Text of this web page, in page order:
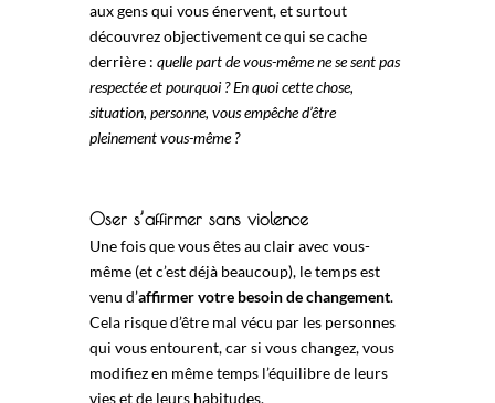
aux gens qui vous énervent, et surtout
découvrez objectivement ce qui se cache
derrière : quelle part de vous-même ne se sent pas
respectée et pourquoi ?En quoi cette chose,
situation, personne, vous empêche d’être
pleinement vous-même ?
Oser s’affirmer sans violence
Une fois que vous êtes au clair avec vous-
même (et c’est déjà beaucoup), le temps est
venu d’affirmer votre besoin de changement.
Cela risque d’être mal vécu par les personnes
qui vous entourent, car si vous changez, vous
modifiez en même temps l’équilibre de leurs
vies et de leurs habitudes.